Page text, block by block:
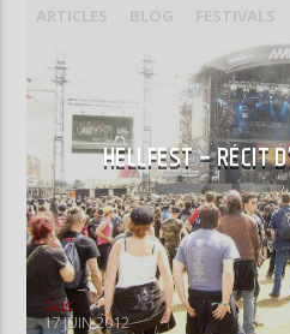
ARTICLES BLOG
FESTIVALS
LIVE REPORTS
HELLFEST – RÉCIT
Gus
17 JUIN 2012